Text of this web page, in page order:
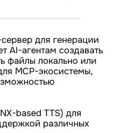
для генерации
AI-агентам создавать
файлы локально или
MCP-экосистемы,
based TTS) для
различных